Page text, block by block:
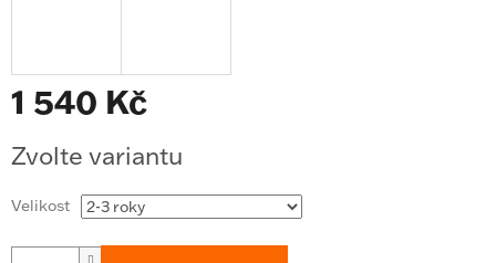
1 540 Kč
cena:
Zvolte variantu
Velikost